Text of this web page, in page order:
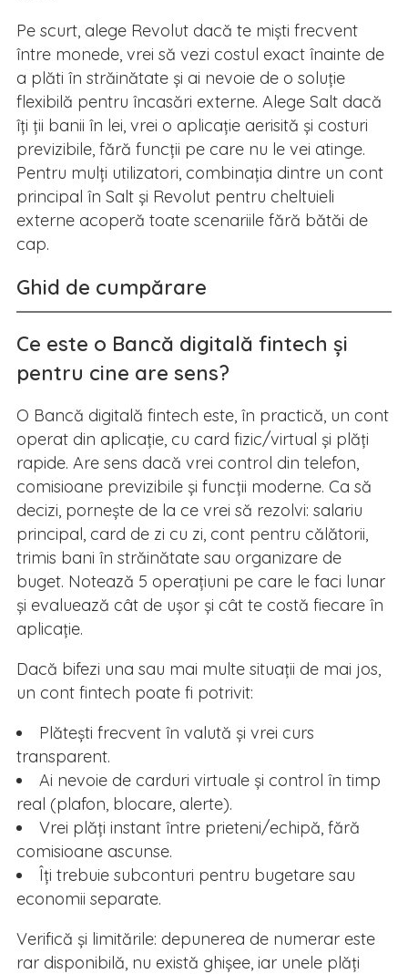
Pe scurt, alege Revolut dacă te miști frecvent
între monede, vrei să vezi costul exact înainte de
a plăti în străinătate și ai nevoie de o soluție
flexibilă pentru încasări externe. Alege Salt dacă
îți ții banii în lei, vrei o aplicație aerisită și costuri
previzibile, fără funcții pe care nu le vei atinge.
Pentru mulți utilizatori, combinația dintre un cont
principal în Salt și Revolut pentru cheltuieli
externe acoperă toate scenariile fără bătăi de
cap.
Ghid de cumpărare
Ce este o Bancă digitală fintech și
pentru cine are sens?
O Bancă digitală fintech este, în practică, un cont
operat din aplicație, cu card fizic/virtual și plăți
rapide. Are sens dacă vrei control din telefon,
comisioane previzibile și funcții moderne. Ca să
decizi, pornește de la ce vrei să rezolvi: salariu
principal, card de zi cu zi, cont pentru călătorii,
trimis bani în străinătate sau organizare de
buget. Notează 5 operațiuni pe care le faci lunar
și evaluează cât de ușor și cât te costă fiecare în
aplicație.
Dacă bifezi una sau mai multe situații de mai jos,
un cont fintech poate fi potrivit:
Plătești frecvent în valută și vrei curs
transparent.
Ai nevoie de carduri virtuale și control în timp
real (plafon, blocare, alerte).
Vrei plăți instant între prieteni/echipă, fără
comisioane ascunse.
Îți trebuie subconturi pentru bugetare sau
economii separate.
Verifică și limitările: depunerea de numerar este
rar disponibilă, nu există ghișee, iar unele plăți